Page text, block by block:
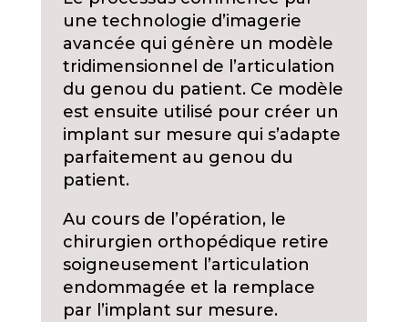
une technologie d’imagerie
avancée qui génère un modèle
tridimensionnel de l’articulation
du genou du patient. Ce modèle
est ensuite utilisé pour créer un
implant sur mesure qui s’adapte
parfaitement au genou du
patient.
Au cours de l’opération, le
chirurgien orthopédique retire
soigneusement l’articulation
endommagée et la remplace
par l’implant sur mesure.